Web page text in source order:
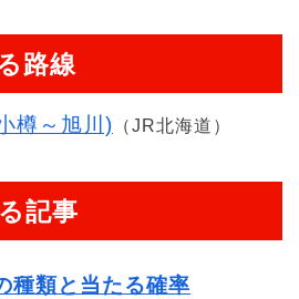
路線
樽～旭川) （JR北海道）
記事
種類と当たる確率